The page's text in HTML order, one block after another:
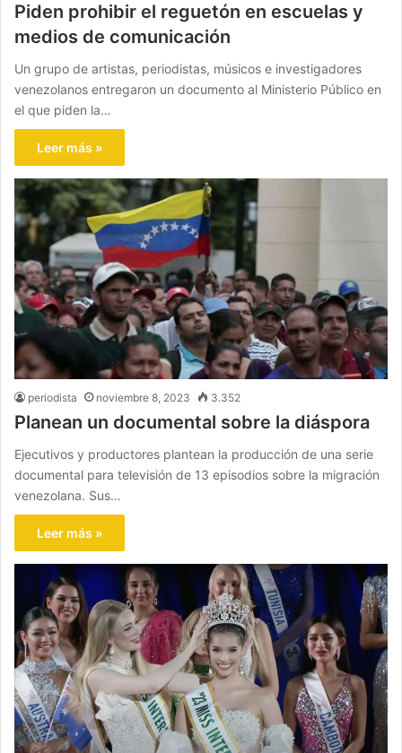
Piden prohibir el reguetón en escuelas y
medios de comunicación
Un grupo de artistas, periodistas, músicos e investigadores
venezolanos entregaron un documento al Ministerio Público en
el que piden la…
Leer más »
periodista noviembre 8, 2023 3.352
Planean un documental sobre la diáspora
Ejecutivos y productores plantean la producción de una serie
documental para televisión de 13 episodios sobre la migración
venezolana. Sus…
Leer más »